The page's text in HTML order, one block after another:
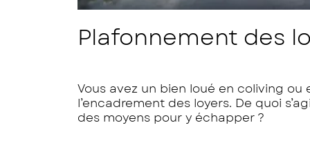
Plafonnement des
Vous avez un bien loué en coliving
l’encadrement des loyers. De quoi
des moyens pour y échapper ?